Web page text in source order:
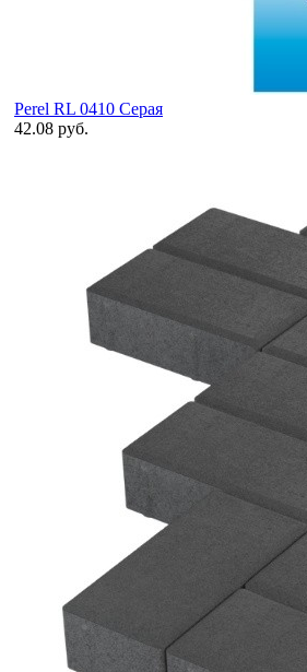
Perel RL 0410 Серая
42.08 руб.